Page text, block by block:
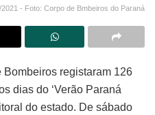
- Foto: Corpo de Bmbeiros do Paraná
registaram 126
dias do ‘Verão Paraná
do estado. De sábado